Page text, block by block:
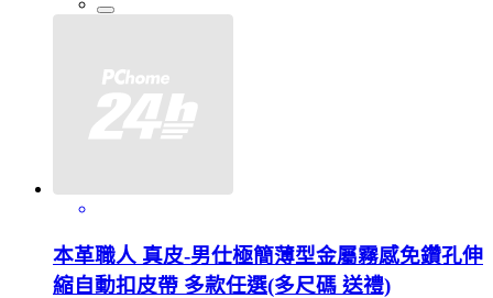
本革職人 真皮-男仕極簡薄型金屬霧感免鑽孔伸
縮自動扣皮帶 多款任選(多尺碼 送禮)